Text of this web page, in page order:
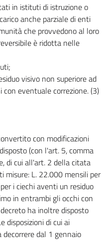
in istituti di istruzione o
anche parziale di enti
che provvedono al loro
è ridotta nelle
visivo non superiore ad
eventuale correzione. (3)
con modificazioni
(con l'art. 5, comma
di cui all'art. 2 della citata
misure: L. 22.000 mensili per
i ciechi aventi un residuo
in entrambi gli occhi con
ha inoltre disposto
disposizioni di cui ai
dal 1 gennaio